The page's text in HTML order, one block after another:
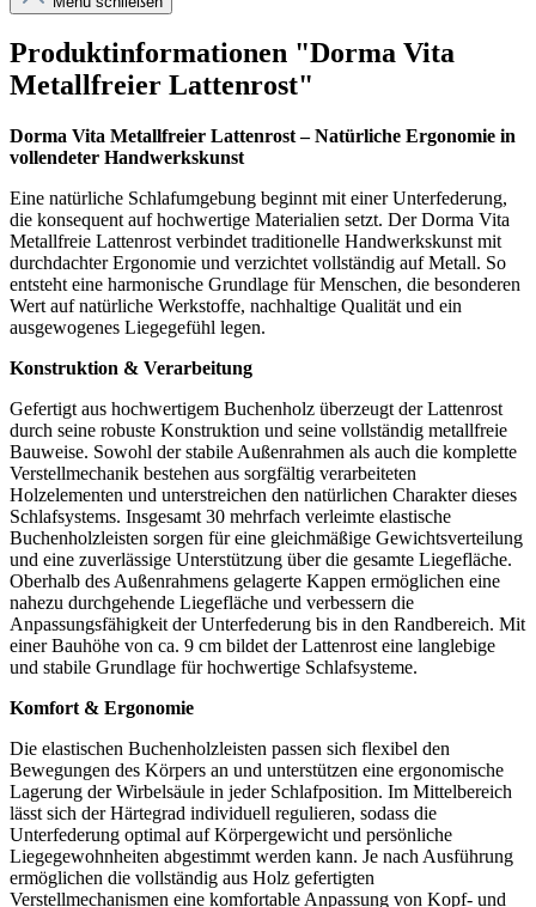
Produktinformationen "Dorma Vita
Metallfreier Lattenrost"
Dorma Vita Metallfreier Lattenrost – Natürliche Ergonomie in
vollendeter Handwerkskunst
Eine natürliche Schlafumgebung beginnt mit einer Unterfederung,
die konsequent auf hochwertige Materialien setzt. Der Dorma Vita
Metallfreie Lattenrost verbindet traditionelle Handwerkskunst mit
durchdachter Ergonomie und verzichtet vollständig auf Metall. So
entsteht eine harmonische Grundlage für Menschen, die besonderen
Wert auf natürliche Werkstoffe, nachhaltige Qualität und ein
ausgewogenes Liegegefühl legen.
Konstruktion & Verarbeitung
Gefertigt aus hochwertigem Buchenholz überzeugt der Lattenrost
durch seine robuste Konstruktion und seine vollständig metallfreie
Bauweise. Sowohl der stabile Außenrahmen als auch die komplette
Verstellmechanik bestehen aus sorgfältig verarbeiteten
Holzelementen und unterstreichen den natürlichen Charakter dieses
Schlafsystems. Insgesamt 30 mehrfach verleimte elastische
Buchenholzleisten sorgen für eine gleichmäßige Gewichtsverteilung
und eine zuverlässige Unterstützung über die gesamte Liegefläche.
Oberhalb des Außenrahmens gelagerte Kappen ermöglichen eine
nahezu durchgehende Liegefläche und verbessern die
Anpassungsfähigkeit der Unterfederung bis in den Randbereich. Mit
einer Bauhöhe von ca. 9 cm bildet der Lattenrost eine langlebige
und stabile Grundlage für hochwertige Schlafsysteme.
Komfort & Ergonomie
Die elastischen Buchenholzleisten passen sich flexibel den
Bewegungen des Körpers an und unterstützen eine ergonomische
Lagerung der Wirbelsäule in jeder Schlafposition. Im Mittelbereich
lässt sich der Härtegrad individuell regulieren, sodass die
Unterfederung optimal auf Körpergewicht und persönliche
Liegegewohnheiten abgestimmt werden kann. Je nach Ausführung
ermöglichen die vollständig aus Holz gefertigten
Verstellmechanismen eine komfortable Anpassung von Kopf- und